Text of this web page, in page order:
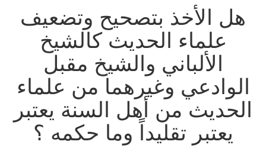
هل الأخذ بتصحيح وتضعيف
علماء الحديث كالشيخ
الألباني والشيخ مقبل
الوادعي وغيرهما من علماء
الحديث من أهل السنة يعتبر
يعتبر تقليداً وما حكمه ؟